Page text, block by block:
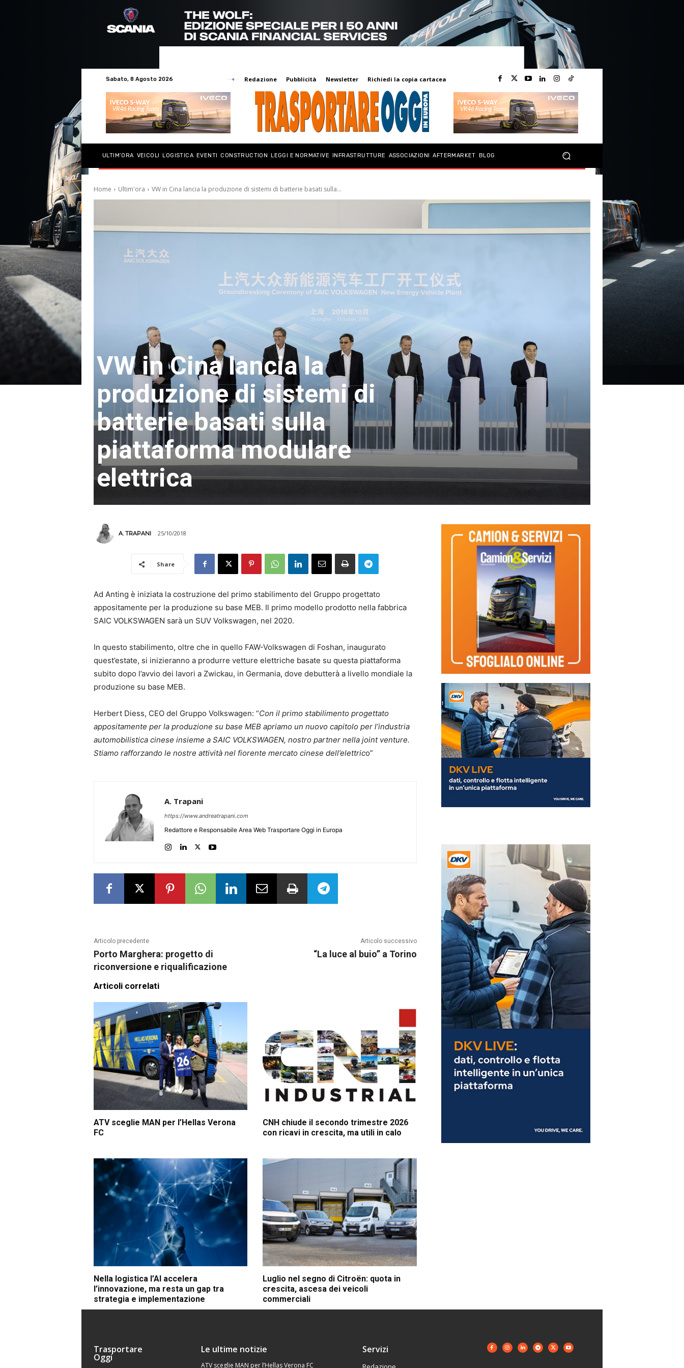
Sabato, 8 Agosto 2026 Redazione Pubblicità Newsletter Richiedi la copia cartacea
ULTIM’ORA VEICOLI LOGISTICA EVENTI CONSTRUCTION LEGGI E NORMATIVE INFRASTRUTTURE ASSOCIAZIONI AFTERMARKET BLOG
Home Ultim'ora VW in Cina lancia la produzione di sistemi di batterie basati sulla...
VW in Cina lancia la
produzione di sistemi di
batterie basati sulla
piattaforma modulare
elettrica
A. TRAPANI 25/10/2018
Share
Ad Anting è iniziata la costruzione del primo stabilimento del Gruppo progettato
appositamente per la produzione su base MEB. Il primo modello prodotto nella fabbrica
SAIC VOLKSWAGEN sarà un SUV Volkswagen, nel 2020.
In questo stabilimento, oltre che in quello FAW-Volkswagen di Foshan, inaugurato
quest’estate, si inizieranno a produrre vetture elettriche basate su questa piattaforma
subito dopo l’avvio dei lavori a Zwickau, in Germania, dove debutterà a livello mondiale la
produzione su base MEB.
Herbert Diess, CEO del Gruppo Volkswagen: “Con il primo stabilimento progettato
appositamente per la produzione su base MEB apriamo un nuovo capitolo per l’industria
automobilistica cinese insieme a SAIC VOLKSWAGEN, nostro partner nella joint venture.
Stiamo rafforzando le nostre attività nel fiorente mercato cinese dell’elettrico”
A. Trapani
https://www.andreatrapani.com
Redattore e Responsabile Area Web Trasportare Oggi in Europa
Articolo precedente
Porto Marghera: progetto di
riconversione e riqualificazione
Articolo successivo
“La luce al buio” a Torino
Articoli correlati
ATV sceglie MAN per l’Hellas Verona
FC
CNH chiude il secondo trimestre 2026
con ricavi in crescita, ma utili in calo
Nella logistica l’AI accelera
l’innovazione, ma resta un gap tra
strategia e implementazione
Luglio nel segno di Citroën: quota in
crescita, ascesa dei veicoli
commerciali
Trasportare
Oggi
Le ultime notizie
ATV sceglie MAN per l’Hellas Verona FC
Servizi